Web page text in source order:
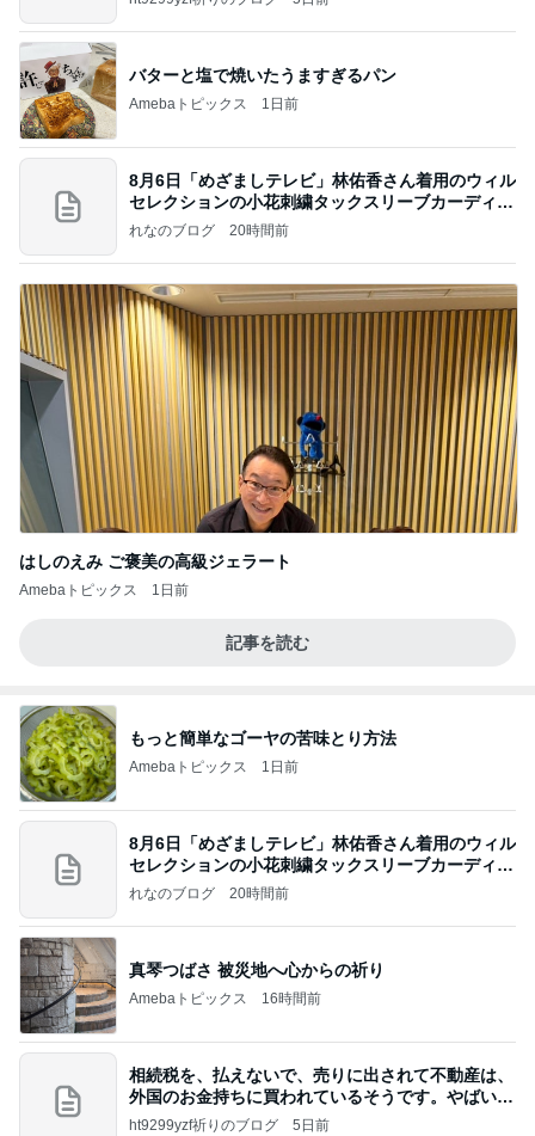
バターと塩で焼いたうますぎるパン
Amebaトピックス 1日前
8月6日「めざましテレビ」林佑香さん着用のウィル
セレクションの小花刺繍タックスリーブカーディガ
ン
れなのブログ 20時間前
はしのえみ ご褒美の高級ジェラート
Amebaトピックス 1日前
記事を読む
もっと簡単なゴーヤの苦味とり方法
Amebaトピックス 1日前
8月6日「めざましテレビ」林佑香さん着用のウィル
セレクションの小花刺繍タックスリーブカーディガ
ン
れなのブログ 20時間前
真琴つばさ 被災地へ心からの祈り
Amebaトピックス 16時間前
相続税を、払えないで、売りに出されて不動産は、
外国のお金持ちに買われているそうです。やばいで
すよ
ht9299yzf祈りのブログ 5日前